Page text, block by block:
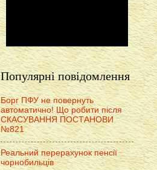
Популярні повідомлення
Борг ПФУ не повернуть
автоматично! Що робити після
СКАСУВАННЯ ПОСТАНОВИ
№821
Реальний перерахунок пенсії
чорнобильців